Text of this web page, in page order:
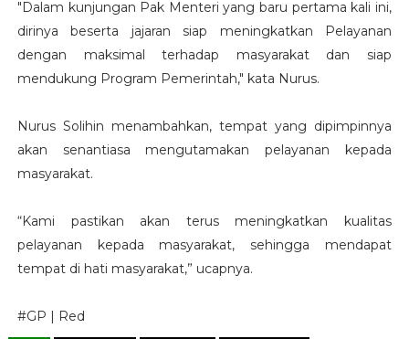
"Dalam kunjungan Pak Menteri yang baru pertama kali ini,
dirinya beserta jajaran siap meningkatkan Pelayanan
dengan maksimal terhadap masyarakat dan siap
mendukung Program Pemerintah," kata Nurus.
Nurus Solihin menambahkan, tempat yang dipimpinnya
akan senantiasa mengutamakan pelayanan kepada
masyarakat.
“Kami pastikan akan terus meningkatkan kualitas
pelayanan kepada masyarakat, sehingga mendapat
tempat di hati masyarakat,” ucapnya.
#GP | Red